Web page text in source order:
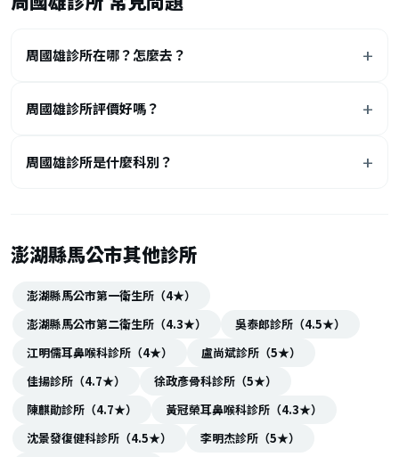
周國雄診所在哪？怎麼去？
周國雄診所評價好嗎？
周國雄診所是什麼科別？
澎湖縣馬公市其他診所
澎湖縣馬公市第一衛生所（4★）
澎湖縣馬公市第二衛生所（4.3★）
吳泰郎診所（4.5★）
江明儒耳鼻喉科診所（4★）
盧尚斌診所（5★）
佳揚診所（4.7★）
徐政彥骨科診所（5★）
陳麒勛診所（4.7★）
黃冠榮耳鼻喉科診所（4.3★）
沈景發復健科診所（4.5★）
李明杰診所（5★）